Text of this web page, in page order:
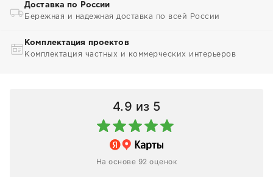
Доставка по России
Бережная и надежная доставка по всей России
Комплектация проектов
Комплектация частных и коммерческих интерьеров
4.9 из 5
На основе 92 оценок